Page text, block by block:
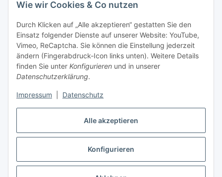
Alle akzeptieren
Konfigurieren
Wie wir Cookies & Co nutzen
Durch Klicken auf „Alle akzeptieren“ gestatten Sie den
Einsatz folgender Dienste auf unserer Website: YouTube,
Vimeo, ReCaptcha. Sie können die Einstellung jederzeit
ändern (Fingerabdruck-Icon links unten). Weitere Details
finden Sie unter Konfigurieren und in unserer
Datenschutzerklärung.
Impressum Datenschutz
Vertrag widerrufen
* Alle Preise inkl. gesetzlicher USt., zzgl.Versand